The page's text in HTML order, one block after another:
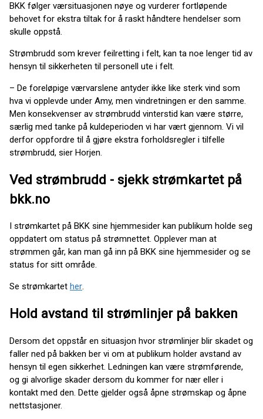
BKK følger værsituasjonen nøye og vurderer fortløpende
behovet for ekstra tiltak for å raskt håndtere hendelser som
skulle oppstå.
Strømbrudd som krever feilretting i felt, kan ta noe lenger tid av
hensyn til sikkerheten til personell ute i felt.
– De foreløpige værvarslene antyder ikke like sterk vind som
hva vi opplevde under Amy, men vindretningen er den samme.
Men konsekvenser av strømbrudd vinterstid kan være større,
særlig med tanke på kuldeperioden vi har vært gjennom. Vi vil
derfor oppfordre til å gjøre ekstra forholdsregler i tilfelle
strømbrudd, sier Horjen.
Ved strømbrudd - sjekk strømkartet på
bkk.no
I strømkartet på BKK sine hjemmesider kan publikum holde seg
oppdatert om status på strømnettet. Opplever man at
strømmen går, kan man gå inn på BKK sine hjemmesider og se
status for sitt område.
Se strømkartet her.
Hold avstand til strømlinjer på bakken
Dersom det oppstår en situasjon hvor strømlinjer blir skadet og
faller ned på bakken ber vi om at publikum holder avstand av
hensyn til egen sikkerhet. Ledningen kan være strømførende,
og gi alvorlige skader dersom du kommer for nær eller i
kontakt med den. Dette gjelder også åpne strømskap og åpne
nettstasjoner.